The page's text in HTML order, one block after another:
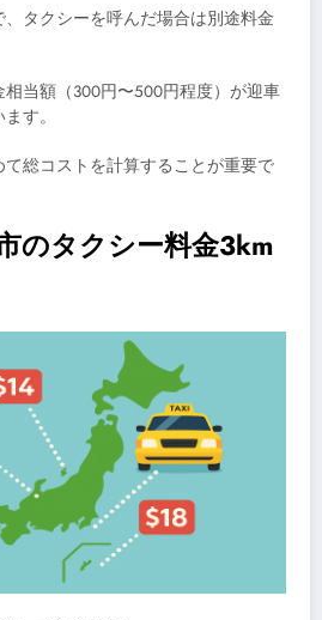
、タクシーを呼んだ場合は別途料金
当額（300円〜500円程度）が迎車
す。
総コストを計算することが重要で
のタクシー料金3km